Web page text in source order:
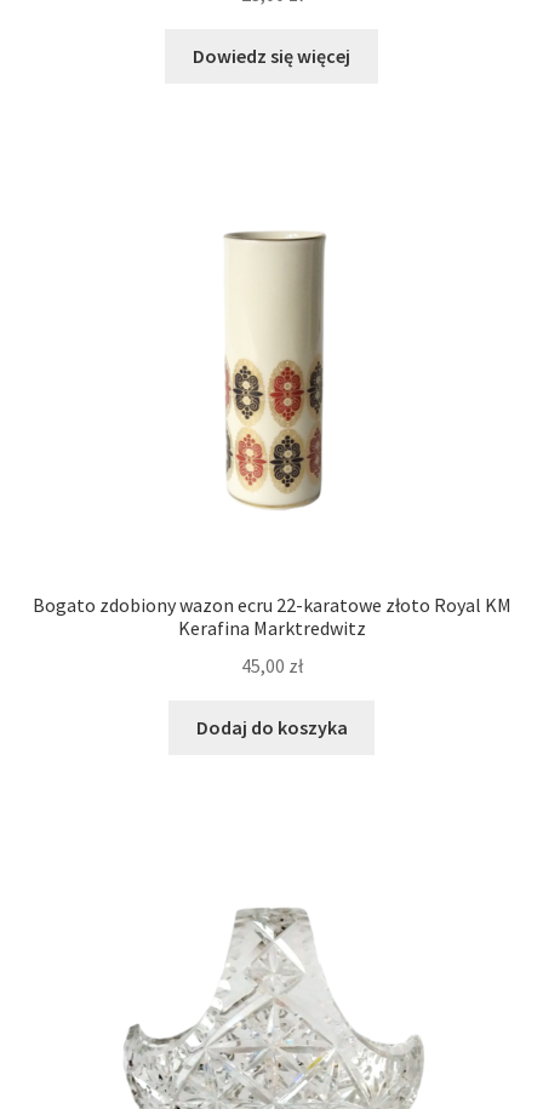
Dowiedz się więcej
Bogato zdobiony wazon ecru 22-karatowe złoto Royal KM
Kerafina Marktredwitz
45,00 zł
Dodaj do koszyka